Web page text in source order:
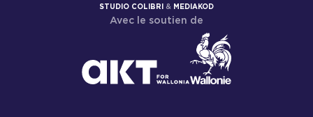
STUDIO COLIBRI
& MEDIAKOD
Avec le soutien de